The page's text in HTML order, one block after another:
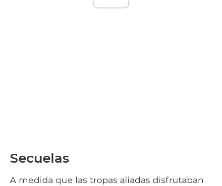
Secuelas
A medida que las tropas aliadas disfrutaban